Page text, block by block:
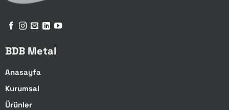
BDB Metal
Anasayfa
Kurumsal
Ürünler